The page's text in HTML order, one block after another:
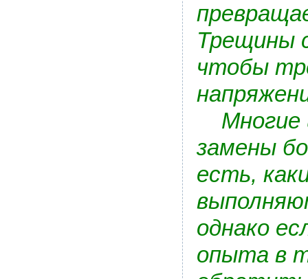
Трещины
чтобы
Многие
замены
есть,
однако
опыта в